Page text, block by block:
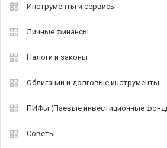
Инструменты и сервисы
Личные финансы
Налоги и законы
Облигации и долговые инструменты
ПИФы (Паевые инвестиционные
Советы